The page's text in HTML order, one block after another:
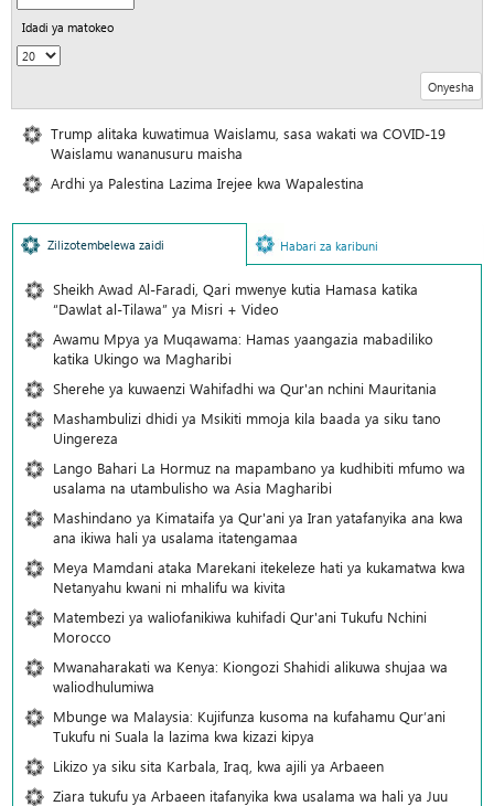
Idadi ya matokeo
Trump alitaka kuwatimua Waislamu, sasa wakati wa COVID-19
Waislamu wananusuru maisha
Ardhi ya Palestina Lazima Irejee kwa Wapalestina
Zilizotembelewa zaidi Habari za karibuni
Sheikh Awad Al-Faradi, Qari mwenye kutia Hamasa katika
“Dawlat al-Tilawa” ya Misri + Video
Awamu Mpya ya Muqawama: Hamas yaangazia mabadiliko
katika Ukingo wa Magharibi
Sherehe ya kuwaenzi Wahifadhi wa Qur'an nchini Mauritania
Mashambulizi dhidi ya Msikiti mmoja kila baada ya siku tano
Uingereza
Lango Bahari La Hormuz na mapambano ya kudhibiti mfumo wa
usalama na utambulisho wa Asia Magharibi
Mashindano ya Kimataifa ya Qur'ani ya Iran yatafanyika ana kwa
ana ikiwa hali ya usalama itatengamaa
Meya Mamdani ataka Marekani itekeleze hati ya kukamatwa kwa
Netanyahu kwani ni mhalifu wa kivita
Matembezi ya waliofanikiwa kuhifadi Qur'ani Tukufu Nchini
Morocco
Mwanaharakati wa Kenya: Kiongozi Shahidi alikuwa shujaa wa
waliodhulumiwa
Mbunge wa Malaysia: Kujifunza kusoma na kufahamu Qur’ani
Tukufu ni Suala la lazima kwa kizazi kipya
Likizo ya siku sita Karbala, Iraq, kwa ajili ya Arbaeen
Ziara tukufu ya Arbaeen itafanyika kwa usalama wa hali ya Juu